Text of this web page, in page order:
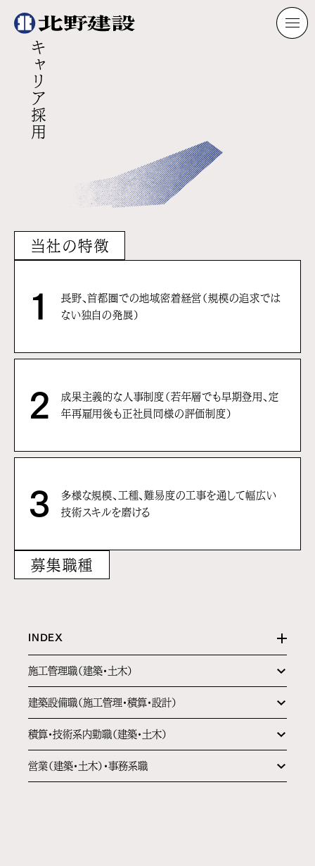
キャリア採用
当社の特徴
1
⻑野、⾸都圏での地域密着経営（規模の追求では
ない独⾃の発展）
2
成果主義的な⼈事制度（若年層でも早期登⽤、定
年再雇⽤後も正社員同様の評価制度）
3
多様な規模、⼯種、難易度の⼯事を通して幅広い
技術スキルを磨ける
募集職種
INDEX
施工管理職（建築・土木）
建築設備職（施工管理・積算・設計）
積算・技術系内勤職（建築・土木）
営業（建築・土木）・事務系職